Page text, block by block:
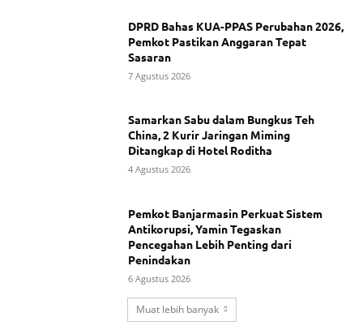
DPRD Bahas KUA-PPAS Perubahan 2026,
Pemkot Pastikan Anggaran Tepat
Sasaran
7 Agustus 2026
Samarkan Sabu dalam Bungkus Teh
China, 2 Kurir Jaringan Miming
Ditangkap di Hotel Roditha
4 Agustus 2026
Pemkot Banjarmasin Perkuat Sistem
Antikorupsi, Yamin Tegaskan
Pencegahan Lebih Penting dari
Penindakan
6 Agustus 2026
Muat lebih banyak